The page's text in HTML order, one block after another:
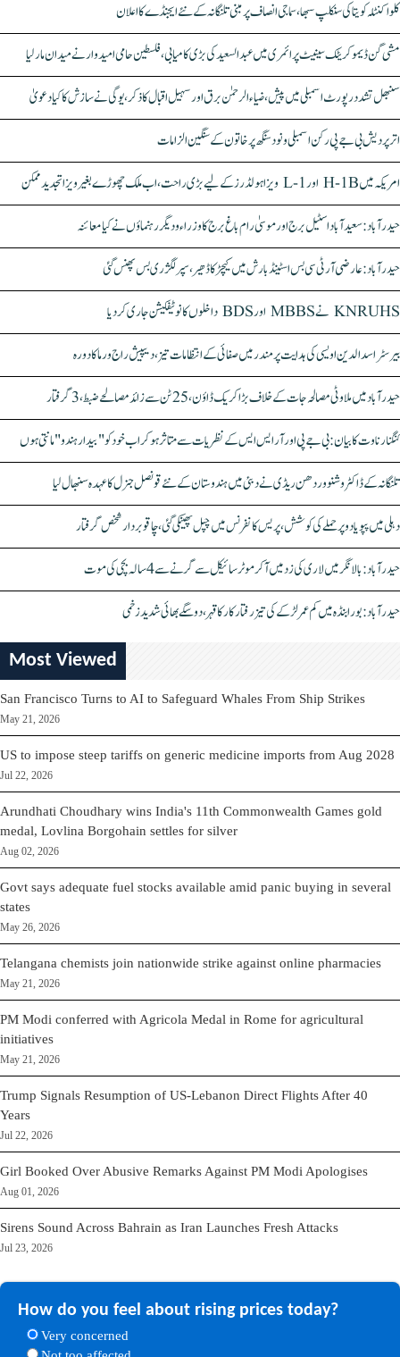
کلواکنٹلہ کویتا کی سنکلپ سبھا، سماجی انصاف پر مبنی تلنگانہ کے نئے ایجنڈے کا اعلان
مشی گن ڈیموکریٹک سینیٹ پرائمری میں عبدالسعید کی بڑی کامیابی، فلسطین حامی امیدوار نے میدان مار لیا
سنبھل تشدد رپورٹ اسمبلی میں پیش، ضیاء الرحمٰن برق اور سہیل اقبال کا ذکر، یوگی نے سازش کا کیا دعویٰ
اتر پردیش بی جے پی رکن اسمبلی ونود سنگھ پر خاتون کے سنگین الزامات
امریکہ میں H-1B اور L-1 ویزا ہولڈرز کے لیے بڑی راحت، اب ملک چھوڑے بغیر ویزا تجدید ممکن
حیدرآباد: سعیدآباد اسٹیل برج اور موسیٰ رام باغ برج کا وزراء و دیگر رہنماؤں نے کیا معائنہ
حیدرآباد: عارضی آر ٹی سی بس اسٹینڈ بارش میں کیچڑ کا ڈھیر، سپر لگژری بس پھنس گئی
KNRUHS نے MBBS اور BDS داخلوں کا نوٹیفکیشن جاری کر دیا
بیرسٹر اسدالدین اویسی کی ہدایت پر مندر میں صفائی کے انتظامات تیز، دیپیش راج ورما کا دورہ
حیدرآباد میں ملاوٹی مصالحہ جات کے خلاف بڑا کریک ڈاؤن، 25 ٹن سے زائد مصالحے ضبط، 3 گرفتار
کنگنا رناوت کا بیان: بی جے پی اور آر ایس ایس کے نظریات سے متاثر ہو کر اب خود کو "بیدار ہندو" مانتی ہوں
تلنگانہ کے ڈاکٹر وشنو وردھن ریڈی نے دبئی میں ہندوستان کے نئے قونصل جنرل کا عہدہ سنبھال لیا
دہلی میں پپو یادو پر حملے کی کوشش، پریس کانفرنس میں چپل پھینکی گئی، چاقو بردار شخص گرفتار
حیدرآباد: بالا نگر میں لاری کی زد میں آکر موٹرسائیکل سے گرنے سے 4 سالہ بچی کی موت
حیدرآباد: بورابنڈہ میں کم عمر لڑکے کی تیز رفتار کار کا قہر، دو سگے بھائی شدید زخمی
Most Viewed
San Francisco Turns to AI to Safeguard Whales From Ship Strikes
May 21, 2026
US to impose steep tariffs on generic medicine imports from Aug 2028
Jul 22, 2026
Arundhati Choudhary wins India's 11th Commonwealth Games gold
medal, Lovlina Borgohain settles for silver
Aug 02, 2026
Govt says adequate fuel stocks available amid panic buying in several
states
May 26, 2026
Telangana chemists join nationwide strike against online pharmacies
May 21, 2026
PM Modi conferred with Agricola Medal in Rome for agricultural
initiatives
May 21, 2026
Trump Signals Resumption of US-Lebanon Direct Flights After 40
Years
Jul 22, 2026
Girl Booked Over Abusive Remarks Against PM Modi Apologises
Aug 01, 2026
Sirens Sound Across Bahrain as Iran Launches Fresh Attacks
Jul 23, 2026
How do you feel about rising prices today?
Very concerned